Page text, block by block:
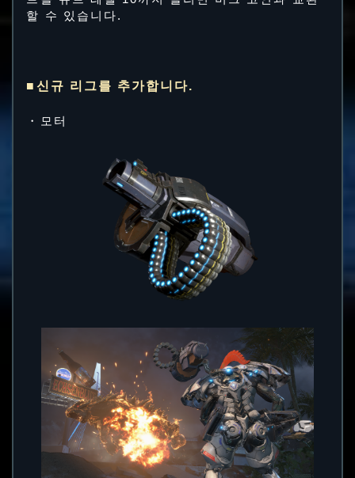
할 수 있습니다.
■신규 리그를 추가합니다.
・모터